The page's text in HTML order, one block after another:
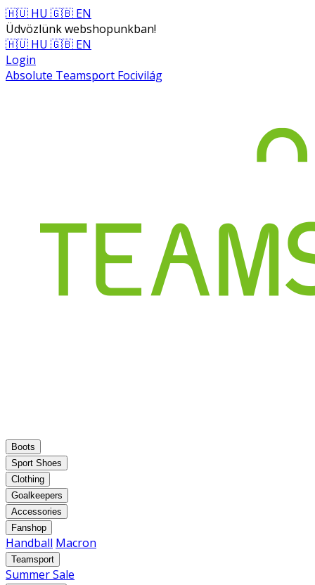
🇭🇺 HU 🇬🇧 EN
Üdvözlünk webshopunkban!
🇭🇺 HU 🇬🇧 EN
Login
Absolute Teamsport Focivilág
Boots
Sport Shoes
Clothing
Goalkeepers
Accessories
Fanshop
Handball Macron
Teamsport
Summer Sale